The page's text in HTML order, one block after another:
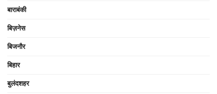
बाराबंकी
बिज़नेस
बिजनौर
बिहार
बुलंदशहर